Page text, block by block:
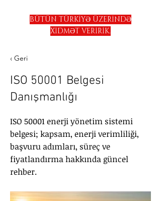
BÜTÜN TÜRKİYƏ ÜZERİNDƏ
XİDMƏT VERİRİK.
‹ Geri
ISO 50001 Belgesi
Danışmanlığı
ISO 50001 enerji yönetim sistemi
belgesi; kapsam, enerji verimliliği,
başvuru adımları, süreç ve
fiyatlandırma hakkında güncel
rehber.